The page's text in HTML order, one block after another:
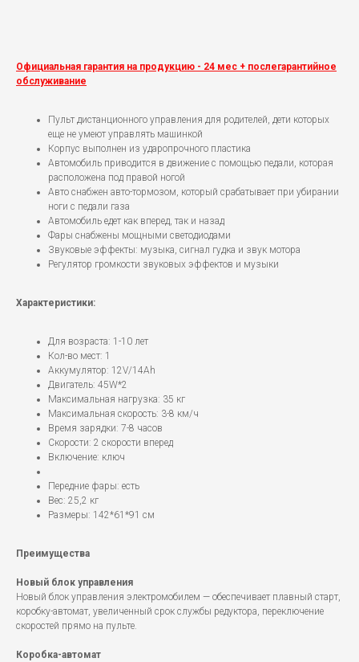
Официальная гарантия на продукцию - 24 мес + послегарантийное
обслуживание
Пульт дистанционного управления для родителей, дети которых
еще не умеют управлять машинкой
Корпус выполнен из ударопрочного пластика
Автомобиль приводится в движение с помощью педали, которая
расположена под правой ногой
Авто снабжен авто-тормозом, который срабатывает при убирании
ноги с педали газа
Автомобиль едет как вперед, так и назад
Фары снабжены мощными светодиодами
Звуковые эффекты: музыка, сигнал гудка и звук мотора
Регулятор громкости звуковых эффектов и музыки
Характеристики:
Для возраста: 1-10 лет
Кол-во мест: 1
Аккумулятор: 12V/14Ah
Двигатель: 45W*2
Максимальная нагрузка: 35 кг
Максимальная скорость: 3-8 км/ч
Время зарядки: 7-8 часов
Скорости: 2 скорости вперед
Включение: ключ
Передние фары: есть
Вес: 25,2 кг
Размеры: 142*61*91 см
Преимущества
Новый блок управления
Новый блок управления электромобилем — обеспечивает плавный старт,
коробку-автомат, увеличенный срок службы редуктора, переключение
скоростей прямо на пульте.
Коробка-автомат